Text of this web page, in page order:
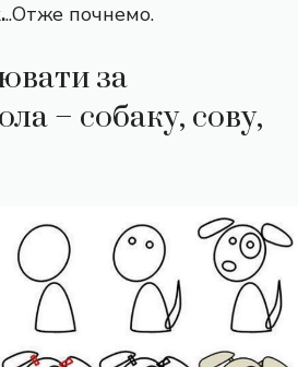
..Отже почнемо.
за
– собаку, сову,